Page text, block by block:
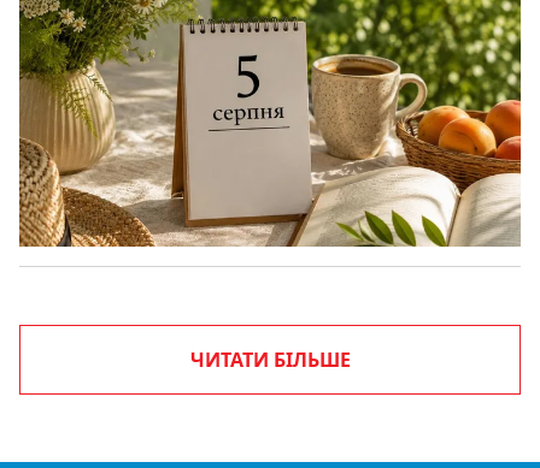
ЧИТАТИ БІЛЬШЕ